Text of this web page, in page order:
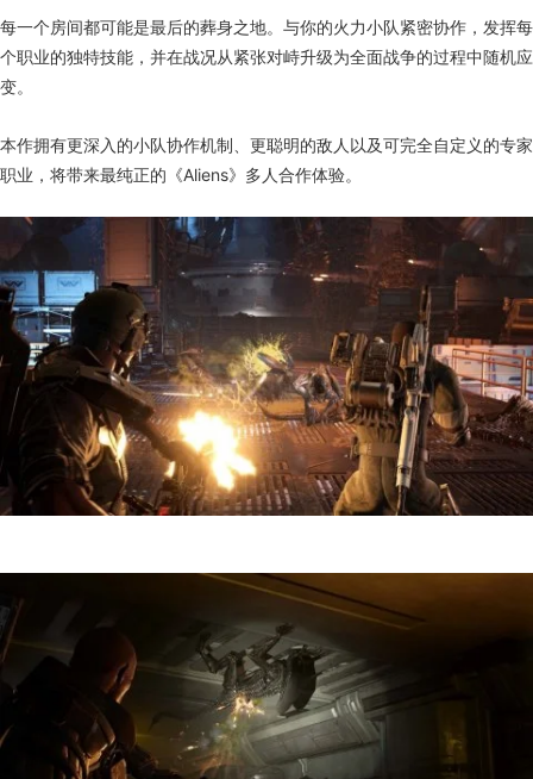
每一个房间都可能是最后的葬身之地。与你的火力小队紧密协作，发挥每
个职业的独特技能，并在战况从紧张对峙升级为全面战争的过程中随机应
变。
本作拥有更深入的小队协作机制、更聪明的敌人以及可完全自定义的专家
职业，将带来最纯正的《Aliens》多人合作体验。